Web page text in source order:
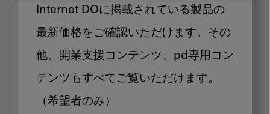
Internet DOに掲載されている製品の
最新価格をご確認いただけます。その
他、開業支援コンテンツ、pd専用コン
テンツもすべてご覧いただけます。
（希望者のみ）